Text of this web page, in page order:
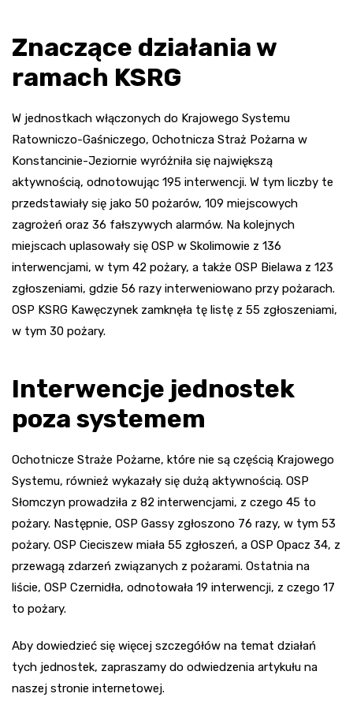
Znaczące działania w
ramach KSRG
W jednostkach włączonych do Krajowego Systemu
Ratowniczo-Gaśniczego, Ochotnicza Straż Pożarna w
Konstancinie-Jeziornie wyróżniła się największą
aktywnością, odnotowując 195 interwencji. W tym liczby te
przedstawiały się jako 50 pożarów, 109 miejscowych
zagrożeń oraz 36 fałszywych alarmów. Na kolejnych
miejscach uplasowały się OSP w Skolimowie z 136
interwencjami, w tym 42 pożary, a także OSP Bielawa z 123
zgłoszeniami, gdzie 56 razy interweniowano przy pożarach.
OSP KSRG Kawęczynek zamknęła tę listę z 55 zgłoszeniami,
w tym 30 pożary.
Interwencje jednostek
poza systemem
Ochotnicze Straże Pożarne, które nie są częścią Krajowego
Systemu, również wykazały się dużą aktywnością. OSP
Słomczyn prowadziła z 82 interwencjami, z czego 45 to
pożary. Następnie, OSP Gassy zgłoszono 76 razy, w tym 53
pożary. OSP Cieciszew miała 55 zgłoszeń, a OSP Opacz 34, z
przewagą zdarzeń związanych z pożarami. Ostatnia na
liście, OSP Czernidła, odnotowała 19 interwencji, z czego 17
to pożary.
Aby dowiedzieć się więcej szczegółów na temat działań
tych jednostek, zapraszamy do odwiedzenia artykułu na
naszej stronie internetowej.